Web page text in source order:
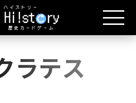
ラテス